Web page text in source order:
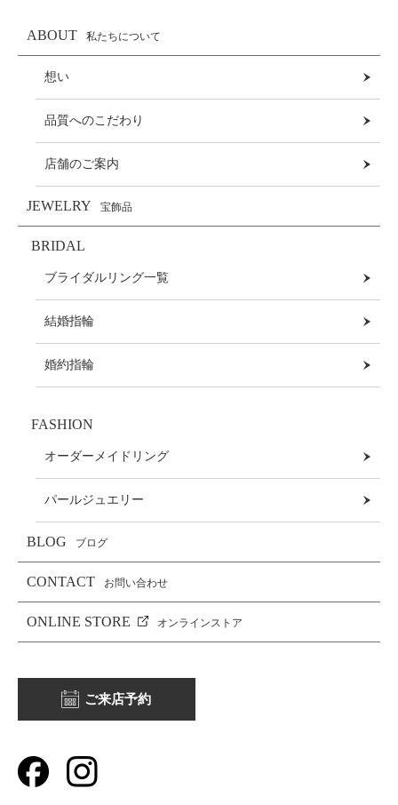
ABOUT 私たちについて
想い
品質へのこだわり
店舗のご案内
JEWELRY 宝飾品
BRIDAL
ブライダルリング一覧
結婚指輪
婚約指輪
FASHION
オーダーメイドリング
パールジュエリー
BLOG ブログ
CONTACT お問い合わせ
ONLINE STORE オンラインストア
ご来店予約